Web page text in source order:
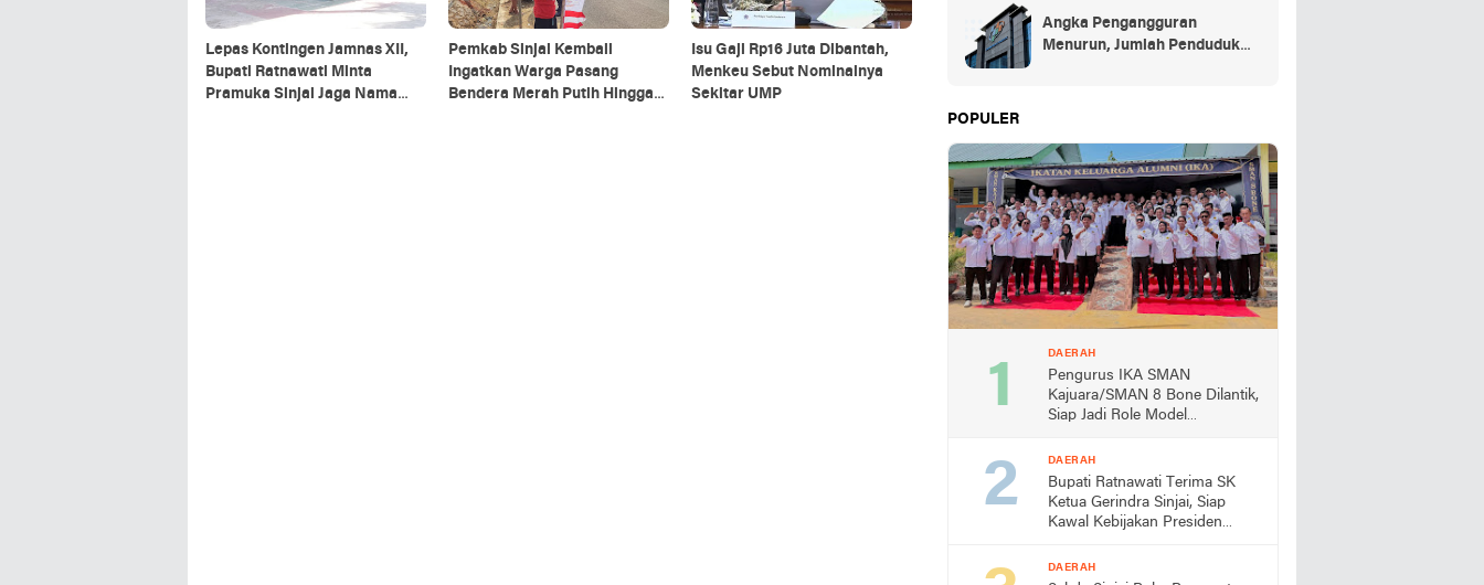
Lepas Kontingen Jamnas XII,
Bupati Ratnawati Minta
Pramuka Sinjai Jaga Nama
Pemkab Sinjai Kembali
Ingatkan Warga Pasang
Bendera Merah Putih Hingga
Isu Gaji Rp16 Juta Dibantah,
Menkeu Sebut Nominalnya
Sekitar UMP
Angka Pengangguran
Menurun, Jumlah Penduduk
POPULER
DAERAH
Pengurus IKA SMAN
Kajuara/SMAN 8 Bone Dilantik,
Siap Jadi Role Model
DAERAH
Bupati Ratnawati Terima SK
Ketua Gerindra Sinjai, Siap
Kawal Kebijakan Presiden
DAERAH